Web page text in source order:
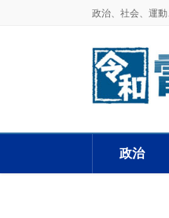
政治、社会、運
政治